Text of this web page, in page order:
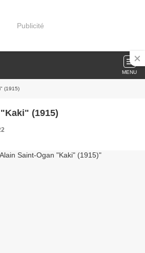
Publicité
MENU
(1915)
(1915)